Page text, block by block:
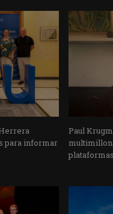
para informar
Paul
plataformas